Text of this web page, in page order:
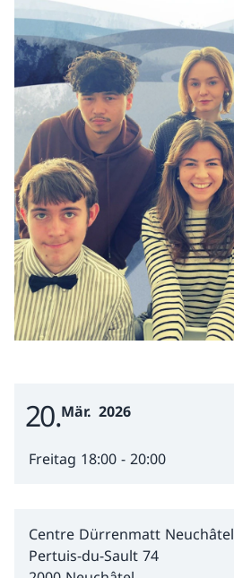
Event Date
20 Mär. 2026
Freitag 18:00 - 20:00
Centre Dürrenmatt Neuchâtel
Pertuis-du-Sault 74